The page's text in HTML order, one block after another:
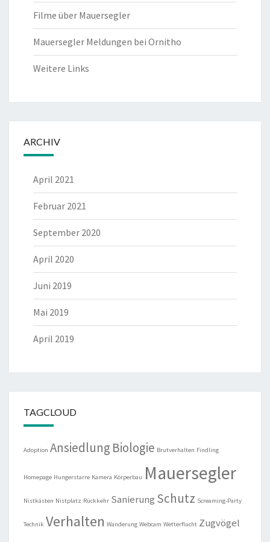
Filme über Mauersegler
Mauersegler Meldungen bei Ornitho
Weitere Links
ARCHIV
April 2021
Februar 2021
September 2020
April 2020
Juni 2019
Mai 2019
April 2019
TAGCLOUD
Adoption Ansiedlung Biologie Brutverhalten Findling
Homepage Hungerstarre Kamera Körperbau Mauersegler
Nistkästen Nistplatz Rückkehr Sanierung Schutz Screaming-Party
Technik Verhalten Wanderung Webcam Wetterflucht Zugvögel